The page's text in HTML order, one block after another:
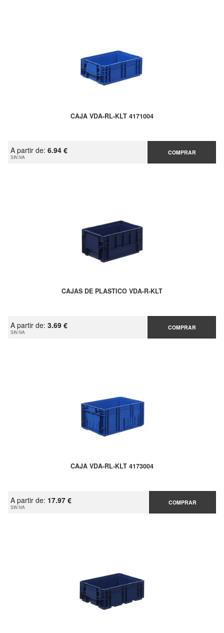
CAJA VDA-RL-KLT 4171004
A partir de: 6.94 €
SIN IVA
COMPRAR
CAJAS DE PLASTICO VDA-R-KLT
A partir de: 3.69 €
SIN IVA
COMPRAR
CAJA VDA-RL-KLT 4173004
A partir de: 17.97 €
SIN IVA
COMPRAR